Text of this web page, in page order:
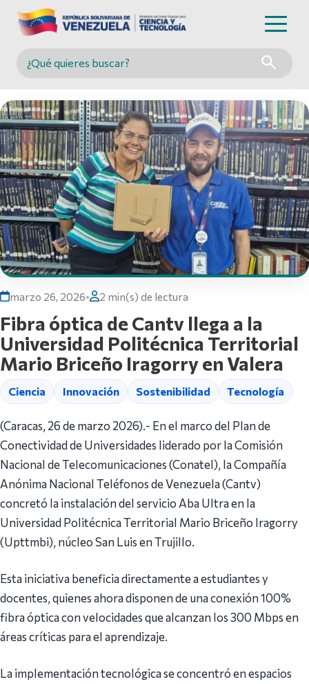
Buscar en MINCYT
marzo 26, 2026• 2 min(s) de lectura
Fibra óptica de Cantv llega a la
Universidad Politécnica Territorial
Mario Briceño Iragorry en Valera
Ciencia Innovación Sostenibilidad Tecnología
(Caracas, 26 de marzo 2026).- En el marco del Plan de
Conectividad de Universidades liderado por la Comisión
Nacional de Telecomunicaciones (Conatel), la Compañía
Anónima Nacional Teléfonos de Venezuela (Cantv)
concretó la instalación del servicio Aba Ultra en la
Universidad Politécnica Territorial Mario Briceño Iragorry
(Upttmbi), núcleo San Luis en Trujillo.
Esta iniciativa beneficia directamente a estudiantes y
docentes, quienes ahora disponen de una conexión 100%
fibra óptica con velocidades que alcanzan los 300 Mbps en
áreas críticas para el aprendizaje.
La implementación tecnológica se concentró en espacios